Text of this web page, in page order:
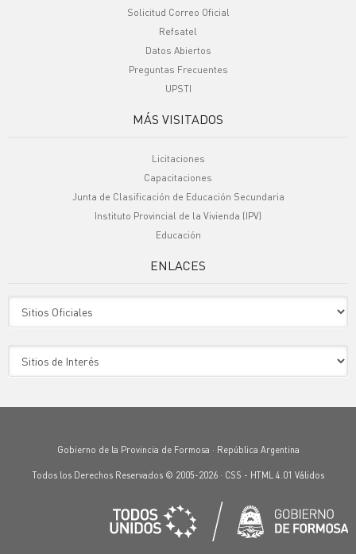
Solicitud Correo Oficial
Refsatel
Datos Abiertos
Preguntas Frecuentes
UPSTI
MÁS VISITADOS
Licitaciones
Capacitaciones
Junta de Clasificación de Educación Secundaria
Instituto Provincial de la Vivienda (IPV)
Educación
ENLACES
Gobierno de la Provincia de Formosa · República Argentina
Todos los Derechos Reservados © 2005-2026 · CSS - HTML 4.01 Válidos